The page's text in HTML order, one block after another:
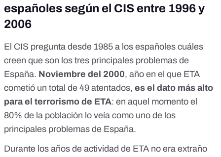
españoles según el CIS entre 1996 y
2006
El CIS pregunta desde 1985 a los españoles cuáles
creen que son los tres principales problemas de
España. Noviembre del 2000, año en el que ETA
cometió un total de 49 atentados, es el dato más alto
para el terrorismo de ETA: en aquel momento el
80% de la población lo veía como uno de los
principales problemas de España.
Durante los años de actividad de ETA no era extraño